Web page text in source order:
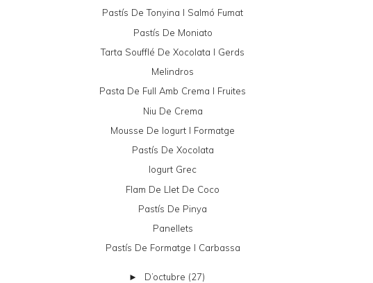
Pastís De Tonyina I Salmó Fumat
Pastís De Moniato
Tarta Soufflé De Xocolata I Gerds
Melindros
Pasta De Full Amb Crema I Fruites
Niu De Crema
Mousse De Iogurt I Formatge
Pastís De Xocolata
Iogurt Grec
Flam De Llet De Coco
Pastís De Pinya
Panellets
Pastís De Formatge I Carbassa
► D’octubre (27)